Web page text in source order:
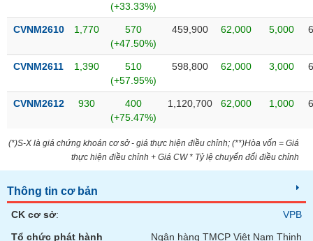
(+33.33%)
CVNM2610 1,770
570
(+47.50%)
459,900 62,000 5,000
CVNM2611 1,390
510
(+57.95%)
598,800 62,000 3,000
CVNM2612 930
400
(+75.47%)
1,120,700 62,000 1,000
(*)S-X là giá chứng khoán cơ sở - giá thực hiện điều chỉnh; (**)Hòa vốn = Giá
thực hiện điều chỉnh + Giá CW * Tỷ lệ chuyển đổi điều chỉnh
Thông tin cơ bản
CK cơ sở:
VPB
Tổ chức phát hành
Ngân hàng TMCP Việt Nam Thịnh
phân
tích
Thuật
ngữ
vụ
tạo